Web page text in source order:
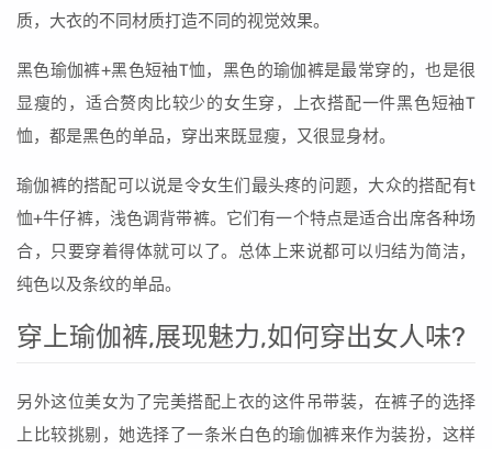
质，大衣的不同材质打造不同的视觉效果。
黑色瑜伽裤+黑色短袖T恤，黑色的瑜伽裤是最常穿的，也是很
显瘦的，适合赘肉比较少的女生穿，上衣搭配一件黑色短袖T
恤，都是黑色的单品，穿出来既显瘦，又很显身材。
瑜伽裤的搭配可以说是令女生们最头疼的问题，大众的搭配有t
恤+牛仔裤，浅色调背带裤。它们有一个特点是适合出席各种场
合，只要穿着得体就可以了。总体上来说都可以归结为简洁，
纯色以及条纹的单品。
穿上瑜伽裤,展现魅力,如何穿出女人味?
另外这位美女为了完美搭配上衣的这件吊带装，在裤子的选择
上比较挑剔，她选择了一条米白色的瑜伽裤来作为装扮，这样